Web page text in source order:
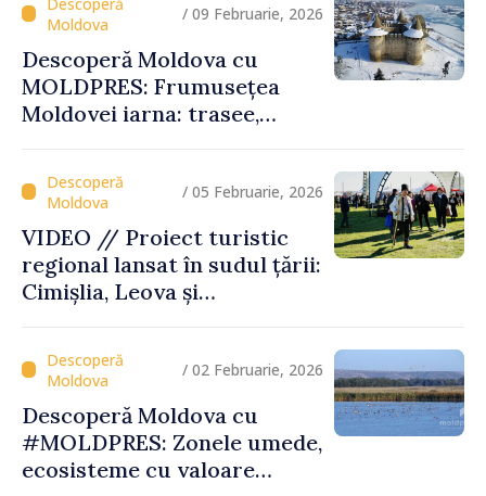
/ 09 Februarie, 2026
Descoperă Moldova cu
MOLDPRES: Frumusețea
Moldovei iarna: trasee,
/ 05 Februarie, 2026
VIDEO // Proiect turistic
regional lansat în sudul țării:
Cimișlia, Leova și
/ 02 Februarie, 2026
Descoperă Moldova cu
#MOLDPRES: Zonele umede,
ecosisteme cu valoare